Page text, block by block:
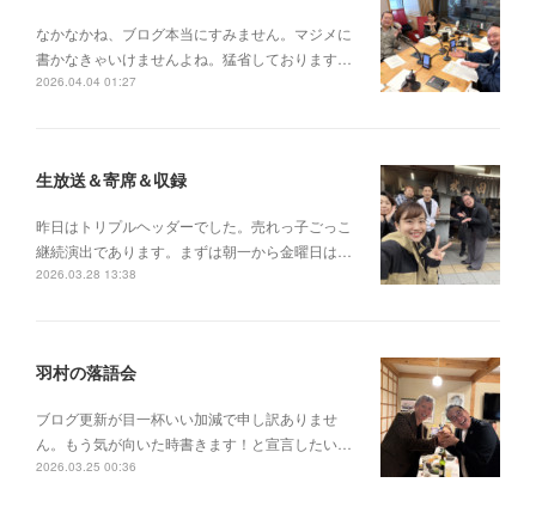
なかなかね、ブログ本当にすみません。マジメに
書かなきゃいけませんよね。猛省しております…
2026.04.04 01:27
生放送＆寄席＆収録
昨日はトリプルヘッダーでした。売れっ子ごっこ
継続演出であります。まずは朝一から金曜日は…
2026.03.28 13:38
羽村の落語会
ブログ更新が目一杯いい加減で申し訳ありませ
ん。もう気が向いた時書きます！と宣言したい…
2026.03.25 00:36